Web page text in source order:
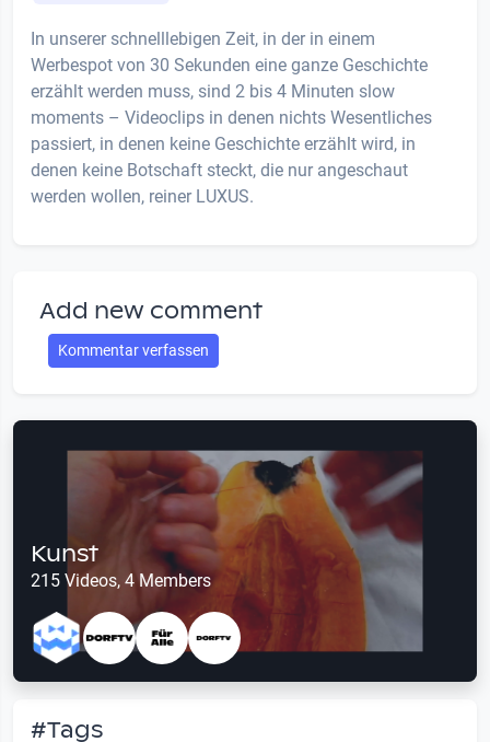
In unserer schnelllebigen Zeit, in der in einem
Werbespot von 30 Sekunden eine ganze Geschichte
erzählt werden muss, sind 2 bis 4 Minuten slow
moments – Videoclips in denen nichts Wesentliches
passiert, in denen keine Geschichte erzählt wird, in
denen keine Botschaft steckt, die nur angeschaut
werden wollen, reiner LUXUS.
Add new comment
Kommentar verfassen
Kunst
215 Videos, 4 Members
#Tags